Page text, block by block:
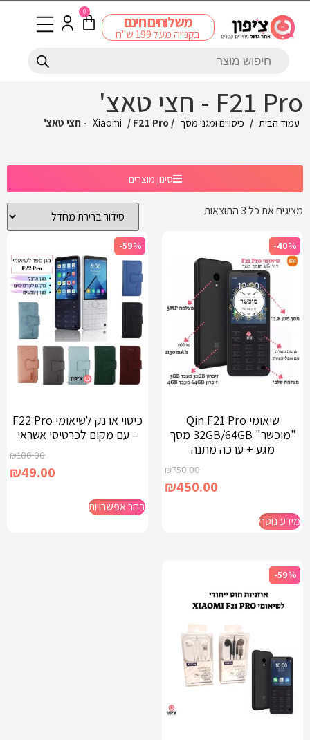
משלוחים חינם
בקנייה מעל 199 ש"ח
0
F21 Pro - חצי טאצ'
עמוד הבית / כיסויים ומגני מסך /
Xiaomi / F21 Pro - חצי טאצ'
סינון מוצרים
מציגים את כל ⁦3⁩ התוצאות
-40%
שיאומי Qin F21 Pro
"מוכשר" 32GB/64GB מסך
מגע + ערכה מתנה
₪750.00
₪450.00
מידע נוסף
-59%
כיסוי ארנק לשיאומי F22 Pro
– עם מקום לכרטיסי אשראי
₪100.00
₪49.00
בחר אפשרויות
-59%